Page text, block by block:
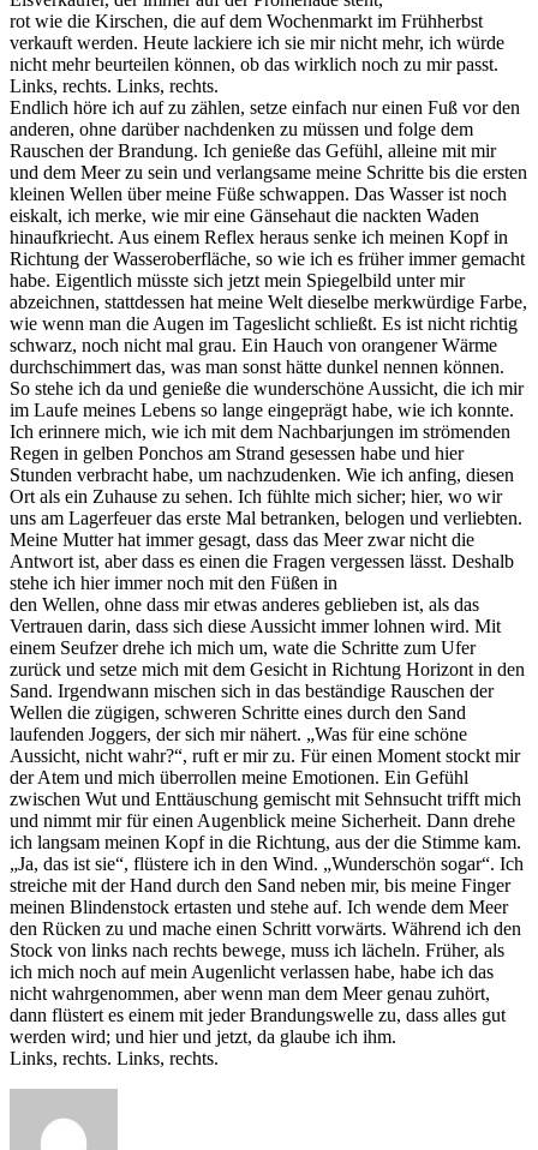
rot wie die Kirschen, die auf dem Wochenmarkt im Frühherbst
verkauft werden. Heute lackiere ich sie mir nicht mehr, ich würde
nicht mehr beurteilen können, ob das wirklich noch zu mir passt.
Links, rechts. Links, rechts.
Endlich höre ich auf zu zählen, setze einfach nur einen Fuß vor den
anderen, ohne darüber nachdenken zu müssen und folge dem
Rauschen der Brandung. Ich genieße das Gefühl, alleine mit mir
und dem Meer zu sein und verlangsame meine Schritte bis die ersten
kleinen Wellen über meine Füße schwappen. Das Wasser ist noch
eiskalt, ich merke, wie mir eine Gänsehaut die nackten Waden
hinaufkriecht. Aus einem Reflex heraus senke ich meinen Kopf in
Richtung der Wasseroberfläche, so wie ich es früher immer gemacht
habe. Eigentlich müsste sich jetzt mein Spiegelbild unter mir
abzeichnen, stattdessen hat meine Welt dieselbe merkwürdige Farbe,
wie wenn man die Augen im Tageslicht schließt. Es ist nicht richtig
schwarz, noch nicht mal grau. Ein Hauch von orangener Wärme
durchschimmert das, was man sonst hätte dunkel nennen können.
So stehe ich da und genieße die wunderschöne Aussicht, die ich mir
im Laufe meines Lebens so lange eingeprägt habe, wie ich konnte.
Ich erinnere mich, wie ich mit dem Nachbarjungen im strömenden
Regen in gelben Ponchos am Strand gesessen habe und hier
Stunden verbracht habe, um nachzudenken. Wie ich anfing, diesen
Ort als ein Zuhause zu sehen. Ich fühlte mich sicher; hier, wo wir
uns am Lagerfeuer das erste Mal betranken, belogen und verliebten.
Meine Mutter hat immer gesagt, dass das Meer zwar nicht die
Antwort ist, aber dass es einen die Fragen vergessen lässt. Deshalb
stehe ich hier immer noch mit den Füßen in
den Wellen, ohne dass mir etwas anderes geblieben ist, als das
Vertrauen darin, dass sich diese Aussicht immer lohnen wird. Mit
einem Seufzer drehe ich mich um, wate die Schritte zum Ufer
zurück und setze mich mit dem Gesicht in Richtung Horizont in den
Sand. Irgendwann mischen sich in das beständige Rauschen der
Wellen die zügigen, schweren Schritte eines durch den Sand
laufenden Joggers, der sich mir nähert. „Was für eine schöne
Aussicht, nicht wahr?“, ruft er mir zu. Für einen Moment stockt mir
der Atem und mich überrollen meine Emotionen. Ein Gefühl
zwischen Wut und Enttäuschung gemischt mit Sehnsucht trifft mich
und nimmt mir für einen Augenblick meine Sicherheit. Dann drehe
ich langsam meinen Kopf in die Richtung, aus der die Stimme kam.
„Ja, das ist sie“, flüstere ich in den Wind. „Wunderschön sogar“. Ich
streiche mit der Hand durch den Sand neben mir, bis meine Finger
meinen Blindenstock ertasten und stehe auf. Ich wende dem Meer
den Rücken zu und mache einen Schritt vorwärts. Während ich den
Stock von links nach rechts bewege, muss ich lächeln. Früher, als
ich mich noch auf mein Augenlicht verlassen habe, habe ich das
nicht wahrgenommen, aber wenn man dem Meer genau zuhört,
dann flüstert es einem mit jeder Brandungswelle zu, dass alles gut
werden wird; und hier und jetzt, da glaube ich ihm.
Links, rechts. Links, rechts.